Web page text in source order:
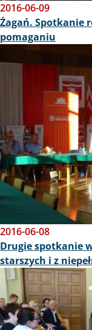
2016-06-09
Żagań. Spotkanie
pomaganiu
Obraz
2016-06-08
Drugie spotkanie
starszych i z
Obraz